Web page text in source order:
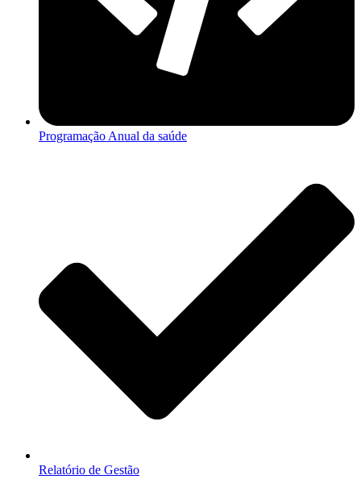
Programação Anual da saúde
Relatório de Gestão